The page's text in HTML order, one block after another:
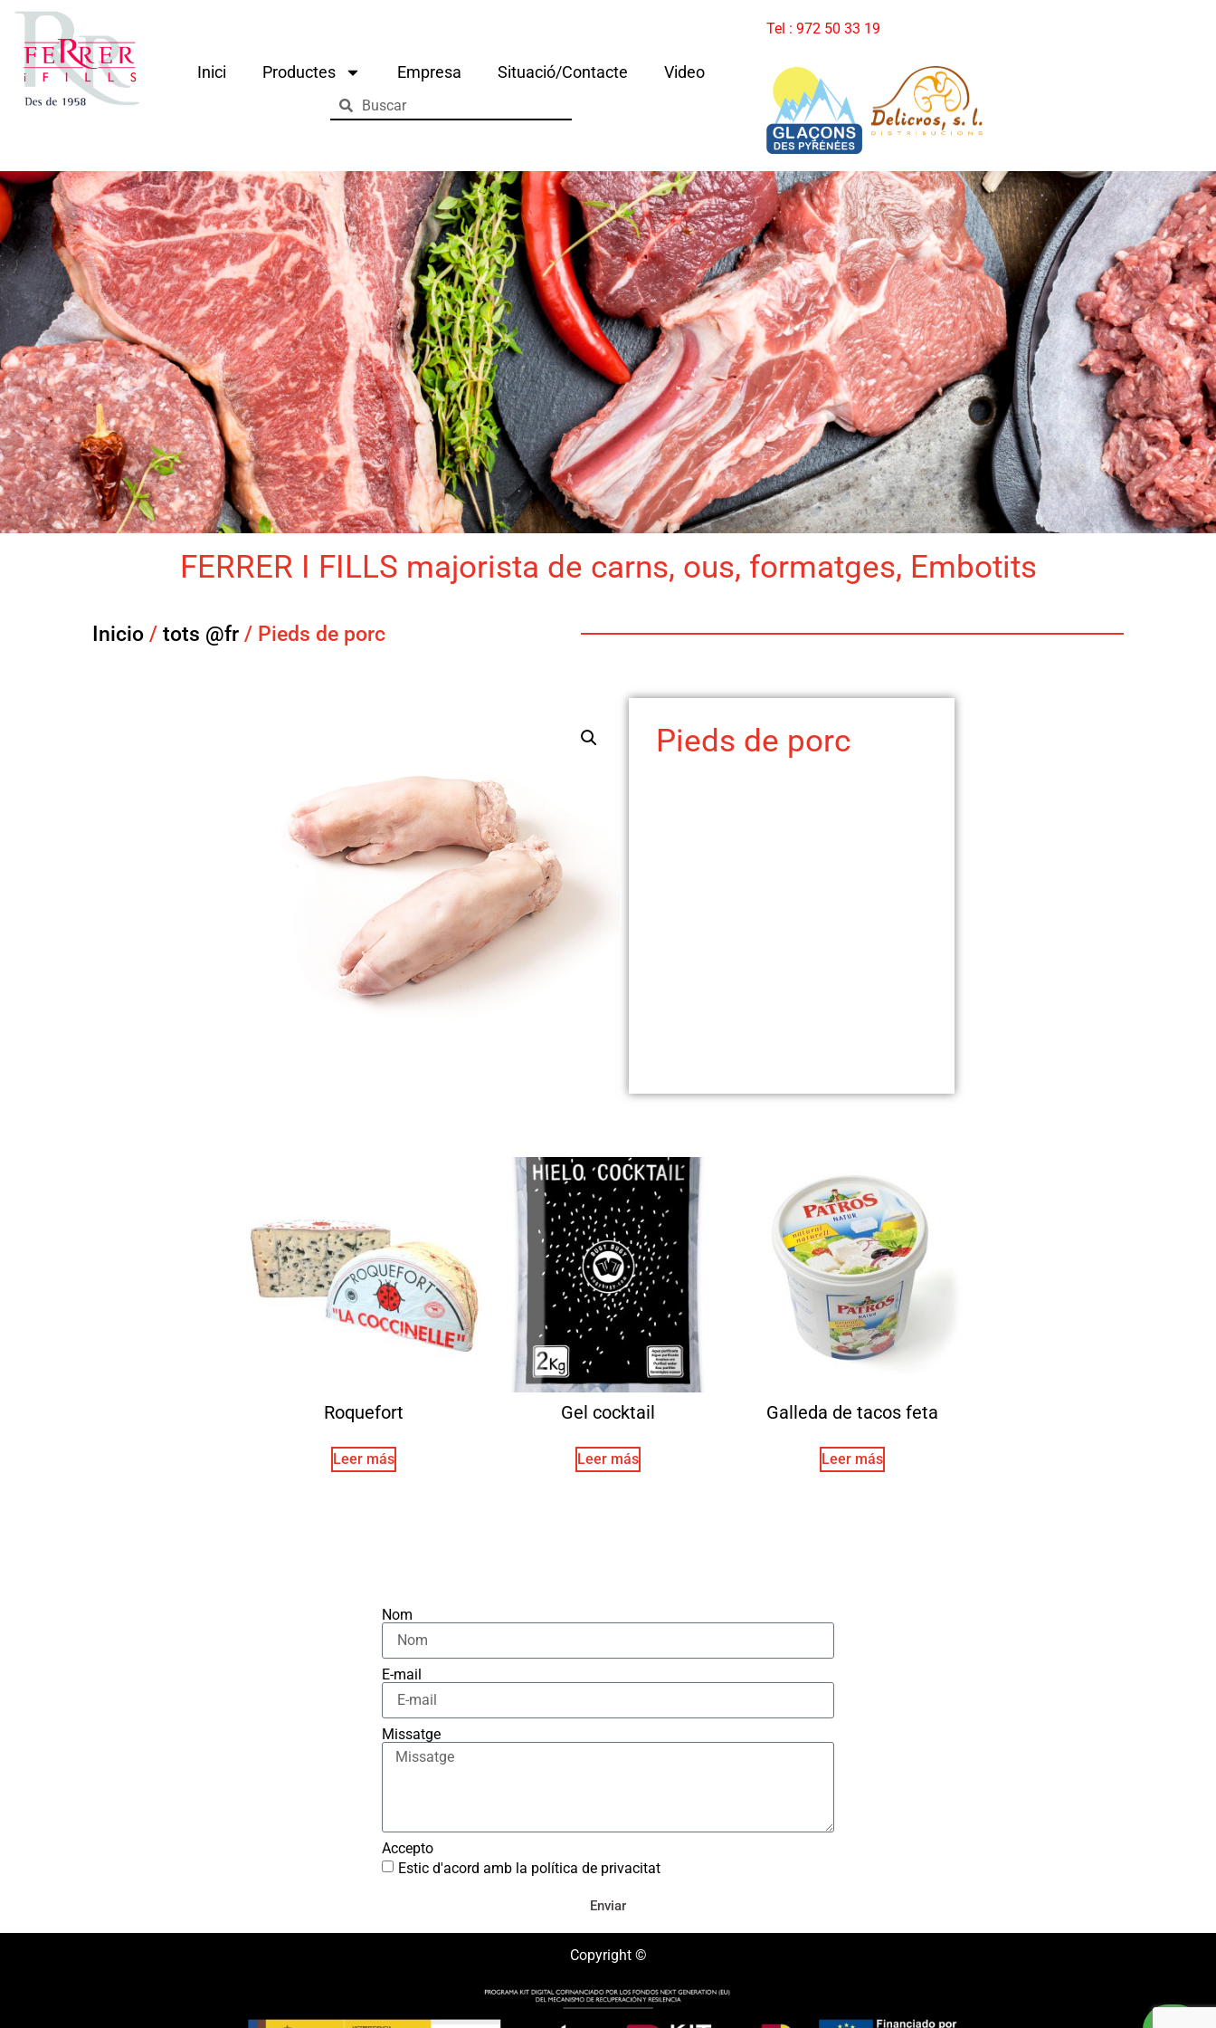
Inici Productes Empresa Situació/Contacte Video
Tel : 972 50 33 19
FERRER I FILLS majorista de carns, ous, formatges, Embotits
Inicio / tots @fr / Pieds de porc
Pieds de porc
Roquefort
Leer más
Gel cocktail
Leer más
Galleda de tacos feta
Leer más
Nom
E-mail
Missatge
Accepto
Estic d'acord amb la política de privacitat
Enviar
Copyright ©